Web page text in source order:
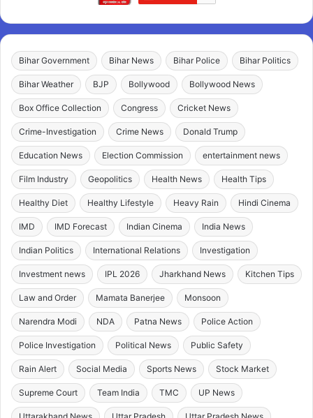
Bihar Government Bihar News Bihar Police Bihar Politics
Bihar Weather BJP Bollywood Bollywood News
Box Office Collection Congress Cricket News
Crime-Investigation Crime News Donald Trump
Education News Election Commission entertainment news
Film Industry Geopolitics Health News Health Tips
Healthy Diet Healthy Lifestyle Heavy Rain Hindi Cinema
IMD IMD Forecast Indian Cinema India News
Indian Politics International Relations Investigation
Investment news IPL 2026 Jharkhand News Kitchen Tips
Law and Order Mamata Banerjee Monsoon
Narendra Modi NDA Patna News Police Action
Police Investigation Political News Public Safety
Rain Alert Social Media Sports News Stock Market
Supreme Court Team India TMC UP News